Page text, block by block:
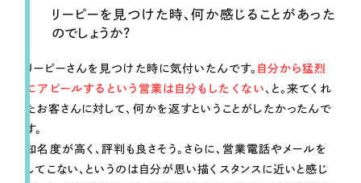
リーピーを見つけた時、何か感じることがあった
のでしょうか？
リーピーさんを見つけた時に気付いたんです。 自分から猛烈
にアピールするという営業は自分もしたくない 、と。来てくれ
たお客さんに対して、何かを返すということがしたかったんで
す。
知名度が高く、評判も良さそう。さらに、営業電話やメールを
してこない、というのは自分が思い描くスタンスに近いと感じ